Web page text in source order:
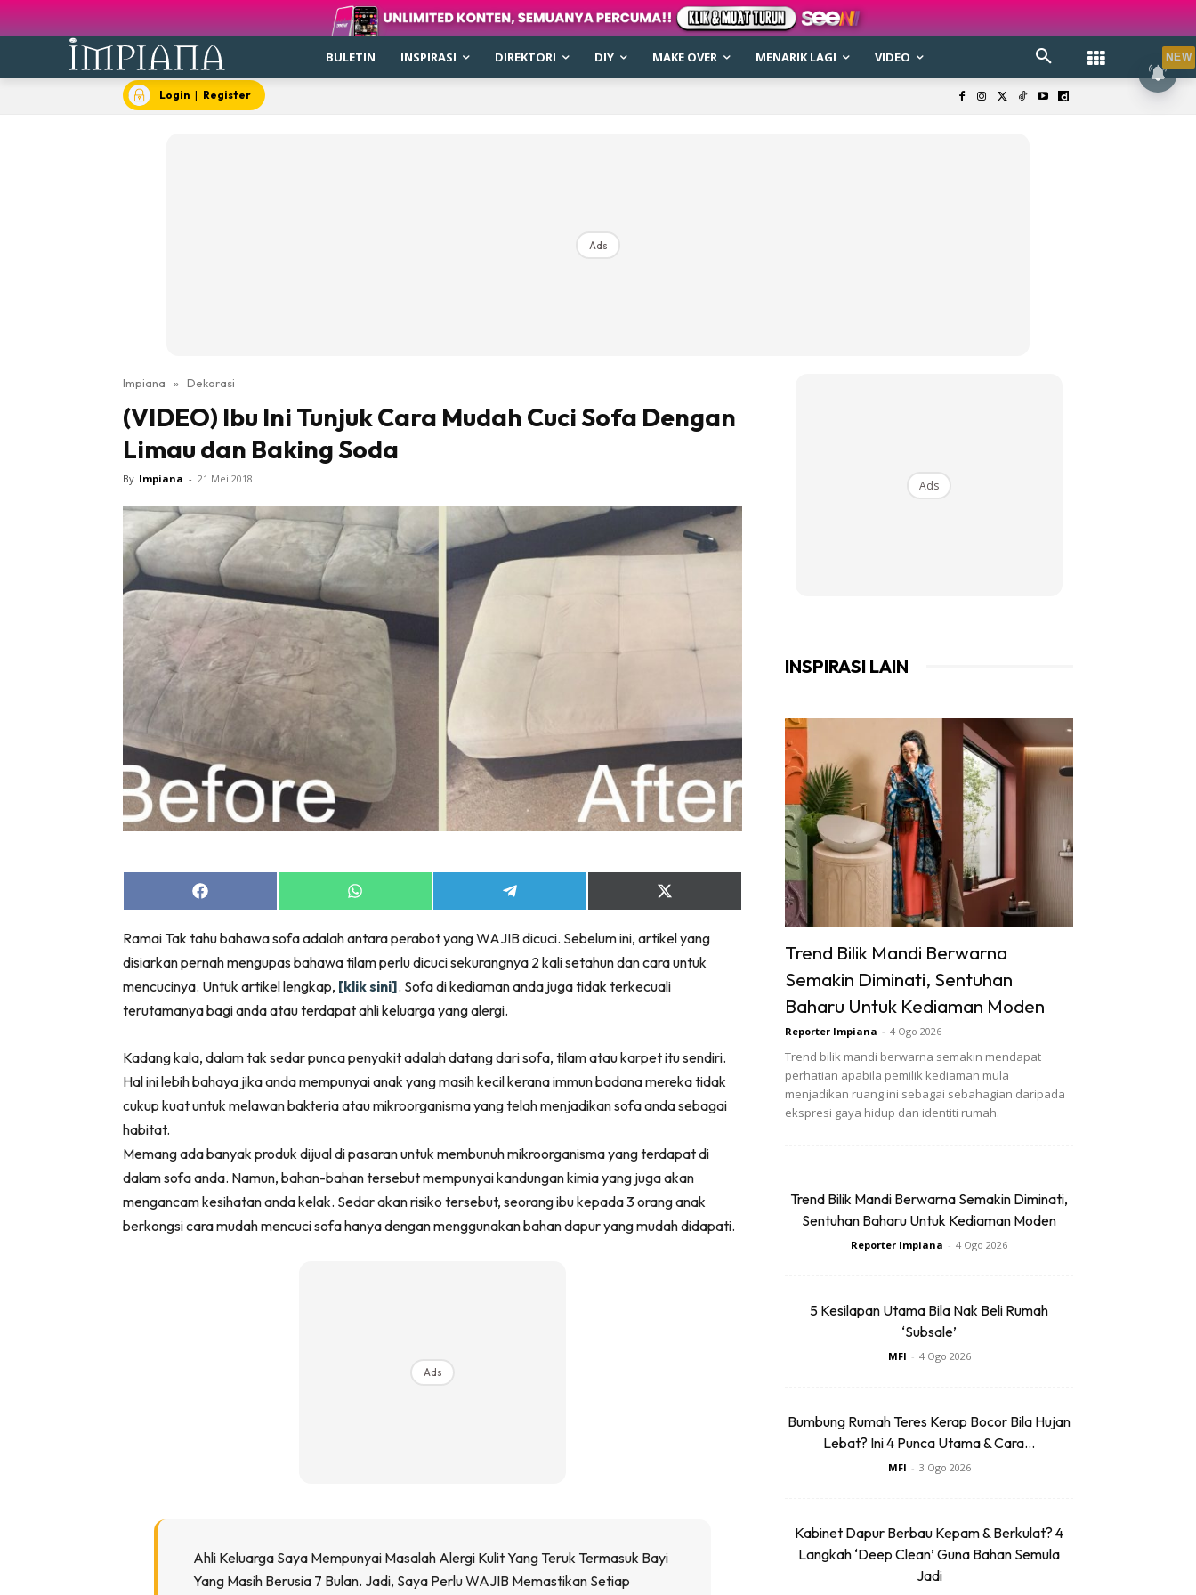
Buletin
Inspirasi
Bilik Air
Bilik Tidur
Ruang Makan
Interior Design
Bilik Air
Dapur
Make Over
Bilik Air
Bilik Tidur
Dapur
Ruang Makan
Ruang Tamu
Casa Impiana
Impiana Makeover
Makeover Ruang Selebriti
Ilham Impiana
BULETIN INSPIRASI DIREKTORI DIY MAKE OVER MENARIK LAGI VIDEO
Login | Register
Ads
Impiana » Dekorasi
(VIDEO) Ibu Ini Tunjuk Cara Mudah Cuci Sofa Dengan
Limau dan Baking Soda
By Impiana - 21 Mei 2018
Share
on
Share
on
Share
on
Share
on
(Twitter)
Ramai Tak tahu bahawa sofa adalah antara perabot yang WAJIB dicuci. Sebelum ini, artikel yang
disiarkan pernah mengupas bahawa tilam perlu dicuci sekurangnya 2 kali setahun dan cara untuk
mencucinya. Untuk artikel lengkap, [klik sini]. Sofa di kediaman anda juga tidak terkecuali
terutamanya bagi anda atau terdapat ahli keluarga yang alergi.
Kadang kala, dalam tak sedar punca penyakit adalah datang dari sofa, tilam atau karpet itu sendiri.
Hal ini lebih bahaya jika anda mempunyai anak yang masih kecil kerana immun badana mereka tidak
cukup kuat untuk melawan bakteria atau mikroorganisma yang telah menjadikan sofa anda sebagai
habitat.
Memang ada banyak produk dijual di pasaran untuk membunuh mikroorganisma yang terdapat di
dalam sofa anda. Namun, bahan-bahan tersebut mempunyai kandungan kimia yang juga akan
mengancam kesihatan anda kelak. Sedar akan risiko tersebut, seorang ibu kepada 3 orang anak
berkongsi cara mudah mencuci sofa hanya dengan menggunakan bahan dapur yang mudah didapati.
Ads
Ahli Keluarga Saya Mempunyai Masalah Alergi Kulit Yang Teruk Termasuk Bayi
Yang Masih Berusia 7 Bulan. Jadi, Saya Perlu WAJIB Memastikan Setiap
Ads
INSPIRASI LAIN
Trend Bilik Mandi Berwarna
Semakin Diminati, Sentuhan
Baharu Untuk Kediaman Moden
Reporter Impiana - 4 Ogo 2026
Trend bilik mandi berwarna semakin mendapat
perhatian apabila pemilik kediaman mula
menjadikan ruang ini sebagai sebahagian daripada
ekspresi gaya hidup dan identiti rumah.
Trend Bilik Mandi Berwarna Semakin Diminati,
Sentuhan Baharu Untuk Kediaman Moden
Reporter Impiana - 4 Ogo 2026
5 Kesilapan Utama Bila Nak Beli Rumah
‘Subsale’
MFI - 4 Ogo 2026
Bumbung Rumah Teres Kerap Bocor Bila Hujan
Lebat? Ini 4 Punca Utama & Cara...
MFI - 3 Ogo 2026
Kabinet Dapur Berbau Kepam & Berkulat? 4
Langkah ‘Deep Clean’ Guna Bahan Semula
Jadi
NEW